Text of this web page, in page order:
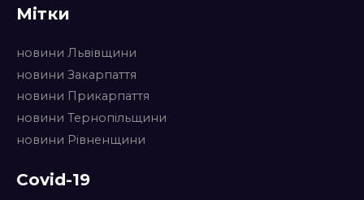
Мітки
новини Львівщини
новини Закарпаття
новини Прикарпаття
новини Тернопільщини
новини Рівненщини
Covid-19